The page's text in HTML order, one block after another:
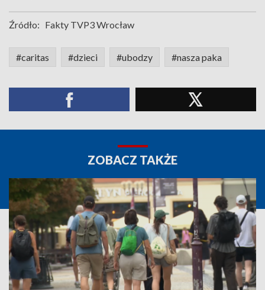
Źródło: Fakty TVP3 Wrocław
#caritas #dzieci #ubodzy #nasza paka
ZOBACZ TAKŻE